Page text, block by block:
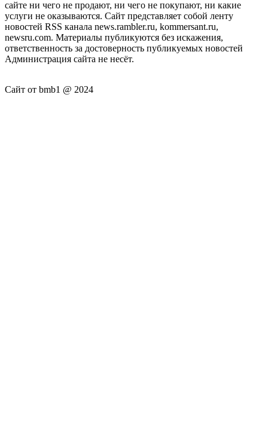
сайте ни чего не продают, ни чего не покупают, ни какие
услуги не оказываются. Сайт представляет собой ленту
новостей RSS канала news.rambler.ru, kommersant.ru,
newsru.com. Материалы публикуются без искажения,
ответственность за достоверность публикуемых новостей
Администрация сайта не несёт.
Сайт от bmb1 @ 2024